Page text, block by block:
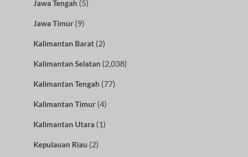
Jawa Tengah (5)
Jawa Timur(9)
Kalimantan Barat(2)
Kalimantan Selatan (2,038)
Kalimantan Tengah (77)
Kalimantan Timur(4)
Kalimantan Utara (1)
Kepulauan Riau (2)